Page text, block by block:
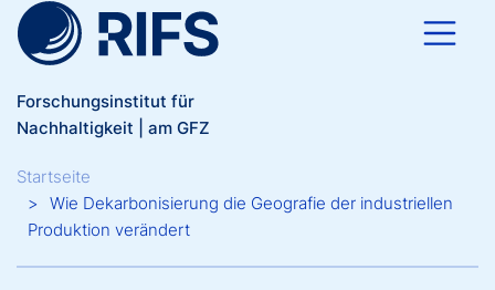
Direkt zum Inhalt
Forschungsinstitut für
Nachhaltigkeit | am GFZ
Breadcrumb
Startseite
Wie Dekarbonisierung die Geografie der industriellen
Produktion verändert